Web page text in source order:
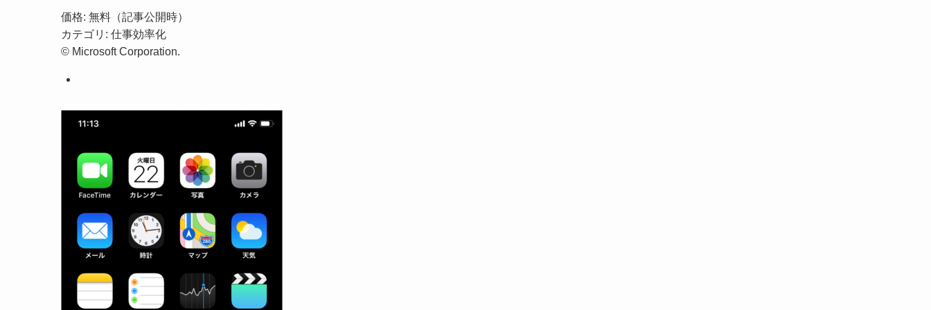
価格: 無料（記事公開時）
カテゴリ: 仕事効率化
© Microsoft Corporation.